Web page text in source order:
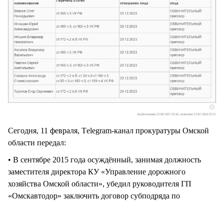
Сегодня, 11 февраля, Тelegram-канал прокуратуры Омской
области передал:
• В сентябре 2015 года осуждённый, занимая должность
заместителя директора КУ «Управление дорожного
хозяйства Омской области», убедил руководителя ГП
«Омскавтодор» заключить договор субподряда по